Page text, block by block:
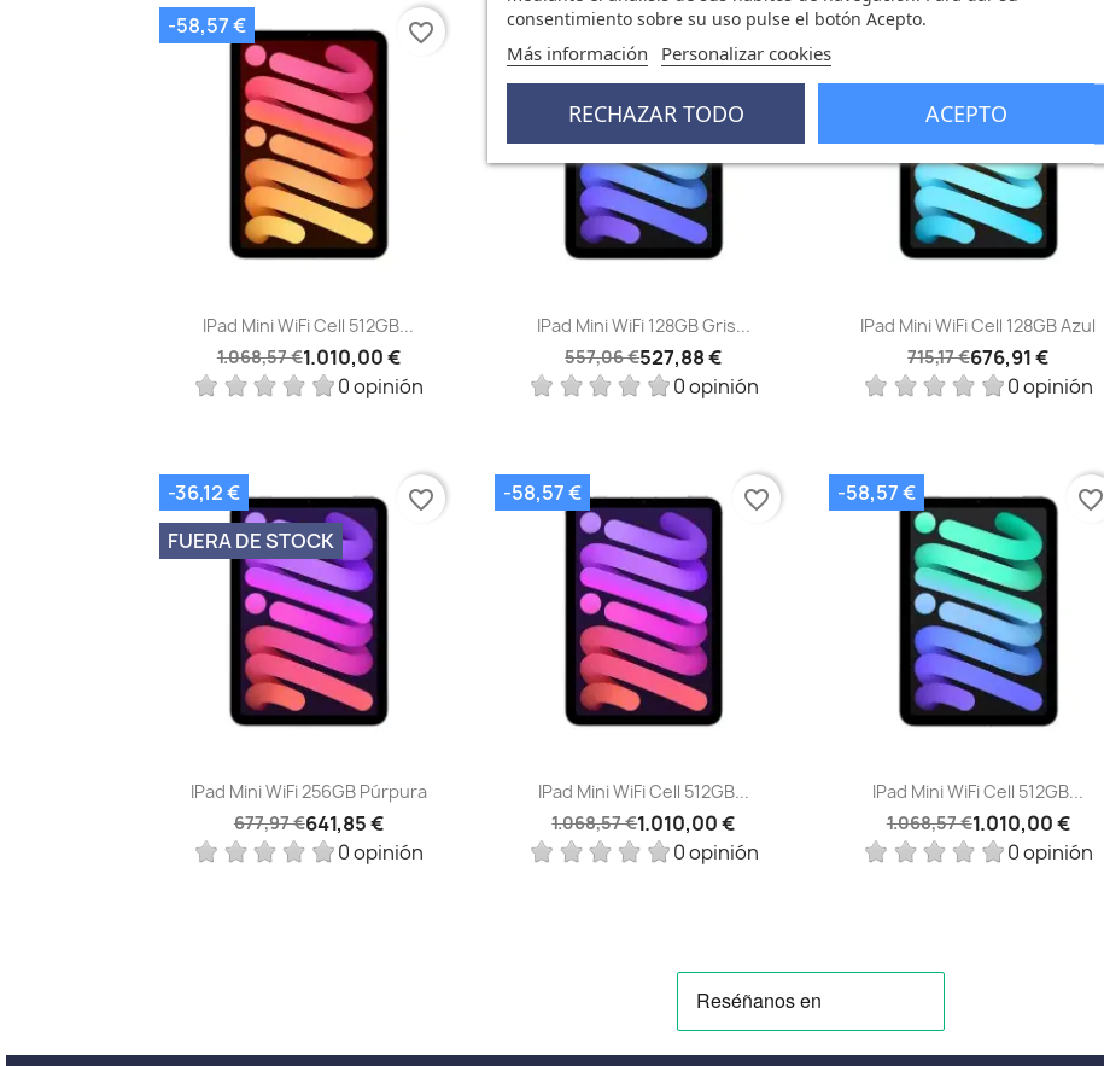
Vista rápida
IPad Mini WiFi Cell 512GB...
1.068,57 €1.010,00 €
0 opinión
-58,57 € favorite_border
Vista rápida
IPad Mini WiFi 128GB Gris...
557,06 €527,88 €
0 opinión
-29,18 € favorite_border
Vista rápida
IPad Mini WiFi Cell 128GB Azul
715,17 €676,91 €
0 opinión
-38,26 €
Vista rápida
IPad Mini WiFi 256GB Púrpura
677,97 €641,85 €
0 opinión
-36,12 €
FUERA DE STOCK
favorite_border
Vista rápida
IPad Mini WiFi Cell 512GB...
1.068,57 €1.010,00 €
0 opinión
-58,57 € favorite_border
Vista rápida
IPad Mini WiFi Cell 512GB...
1.068,57 €1.010,00 €
0 opinión
-58,57 € favorite_border
consentimiento sobre su uso pulse el botón Acepto.
Más información Personalizar cookies
RECHAZAR TODO ACEPTO